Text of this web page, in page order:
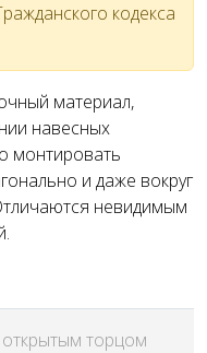
кодекса
материал,
навесных
монтировать
и даже вокруг
невидимым
открытым торцом